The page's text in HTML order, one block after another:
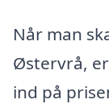
Når man
Østervrå,
ind på